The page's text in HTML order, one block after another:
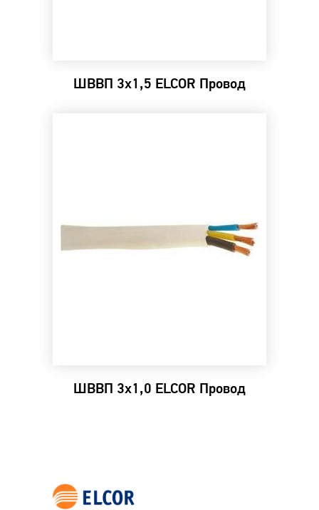
ШВВП 3х1,5 ELCOR Провод
ШВВП 3х1,0 ELCOR Провод